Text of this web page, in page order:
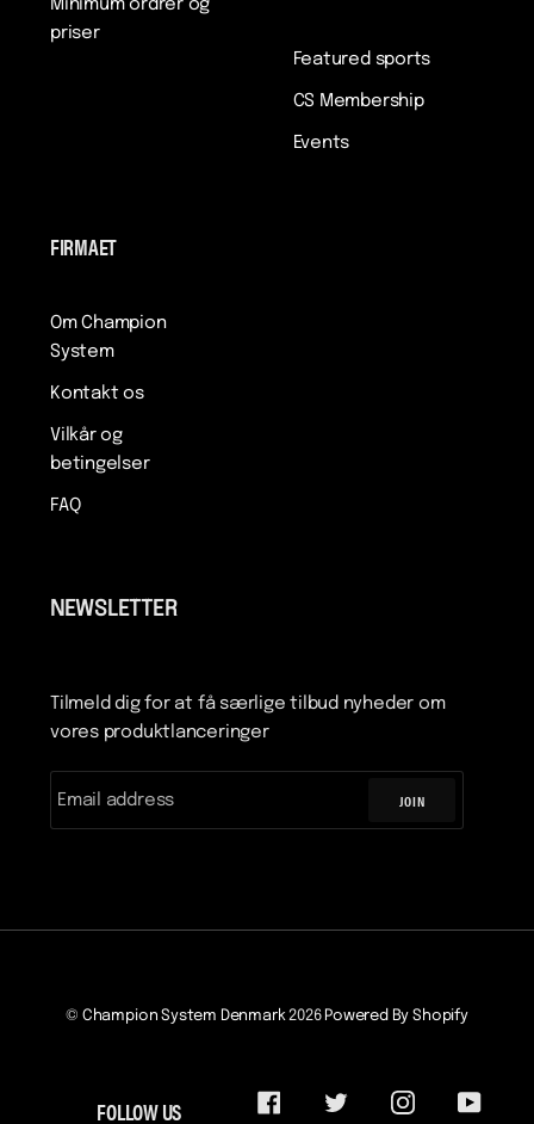
Minimum ordrer og
priser
Featured sports
CS Membership
Events
FIRMAET
Om Champion
System
Kontakt os
Vilkår og
betingelser
FAQ
NEWSLETTER
Tilmeld dig for at få særlige tilbud nyheder om
vores produktlanceringer
JOIN
© Champion System Denmark2026 Powered By Shopify
FOLLOW US FACEBOOKTWITTERINSTAGRAM